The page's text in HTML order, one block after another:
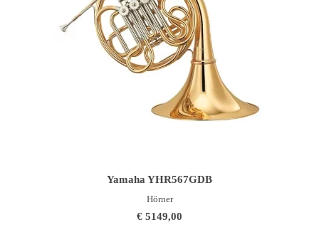
Yamaha YHR567GDB
Hörner
€ 5149,00